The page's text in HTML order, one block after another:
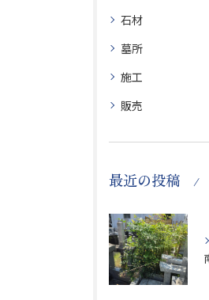
石材
墓所
施工
販売
最近の投稿